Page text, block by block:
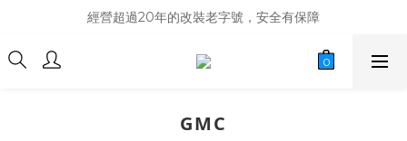
商品庫存變動快速，難免庫存不同步，建議購買之前先詢問貨況
經營超過20年的改裝老字號，安全有保障
商品庫存變動快速，難免庫存不同步，建議購買之前先詢問貨況
GMC